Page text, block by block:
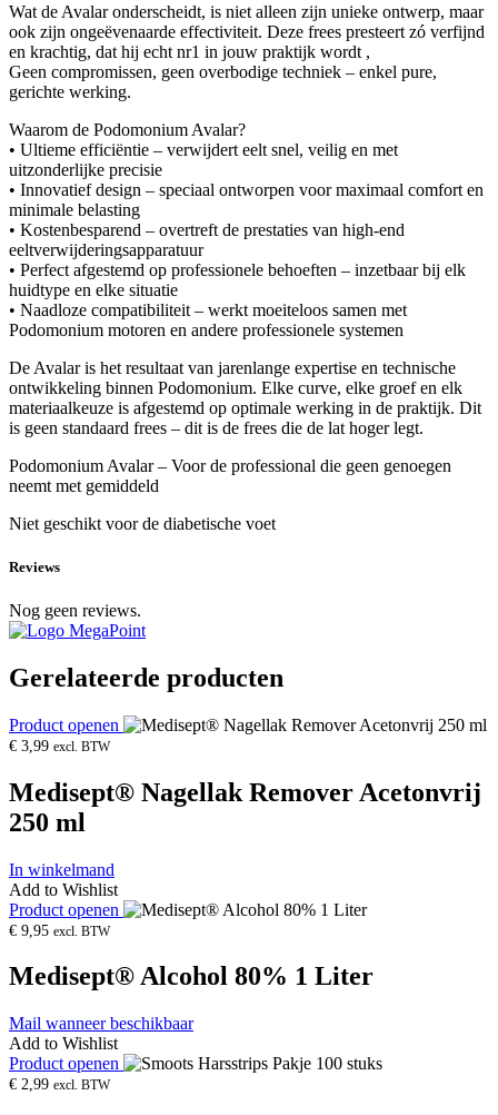
Wat de Avalar onderscheidt, is niet alleen zijn unieke ontwerp, maar
ook zijn ongeëvenaarde effectiviteit. Deze frees presteert zó verfijnd
en krachtig, dat hij echt nr1 in jouw praktijk wordt ,
Geen compromissen, geen overbodige techniek – enkel pure,
gerichte werking.
Waarom de Podomonium Avalar?
• Ultieme efficiëntie – verwijdert eelt snel, veilig en met
uitzonderlijke precisie
• Innovatief design – speciaal ontworpen voor maximaal comfort en
minimale belasting
• Kostenbesparend – overtreft de prestaties van high-end
eeltverwijderingsapparatuur
• Perfect afgestemd op professionele behoeften – inzetbaar bij elk
huidtype en elke situatie
• Naadloze compatibiliteit – werkt moeiteloos samen met
Podomonium motoren en andere professionele systemen
De Avalar is het resultaat van jarenlange expertise en technische
ontwikkeling binnen Podomonium. Elke curve, elke groef en elk
materiaalkeuze is afgestemd op optimale werking in de praktijk. Dit
is geen standaard frees – dit is de frees die de lat hoger legt.
Podomonium Avalar – Voor de professional die geen genoegen
neemt met gemiddeld
Niet geschikt voor de diabetische voet
Reviews
Nog geen reviews.
Gerelateerde producten
Product openen
€ 3,99 excl. BTW
Medisept® Nagellak Remover Acetonvrij
250 ml
In winkelmand
Add to Wishlist
Product openen
€ 9,95 excl. BTW
Medisept® Alcohol 80% 1 Liter
Mail wanneer beschikbaar
Add to Wishlist
Product openen
€ 2,99 excl. BTW